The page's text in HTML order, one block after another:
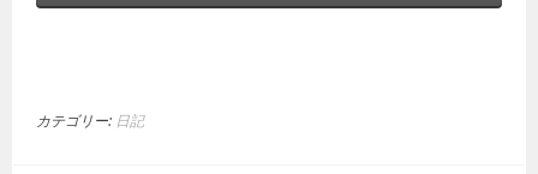
カテゴリー: 日記